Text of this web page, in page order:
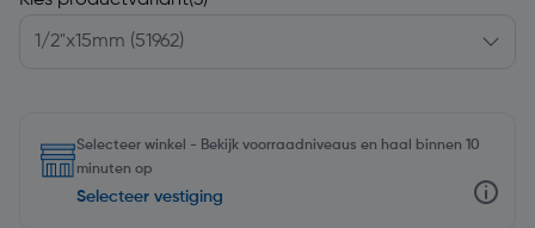
Selecteer winkel - Bekijk voorraadniveaus en haal binnen 10
minuten op
Selecteer vestiging